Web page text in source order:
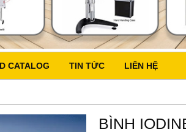
CATALOG TIN TỨC LIÊN HỆ
BÌNH